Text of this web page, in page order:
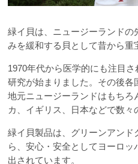
緑イ貝は、ニュージーランド
みを緩和する貝として昔から重
1970年代から医学的にも注目
研究が始まりました。その後各
地元ニュージーランドはもちろ
カ、イギリス、日本などで数々
緑イ貝製品は、グリーンアン
ら、安心・安全としてヨーロ
出されています。